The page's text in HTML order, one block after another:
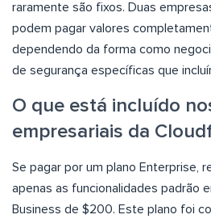
raramente são fixos. Duas
podem pagar valores
dependendo da forma como
de segurança específicas que
O que está incluído
empresariais da
Se pagar por um plano Enterprise,
apenas as funcionalidades padrão
Business de $200. Este plano foi